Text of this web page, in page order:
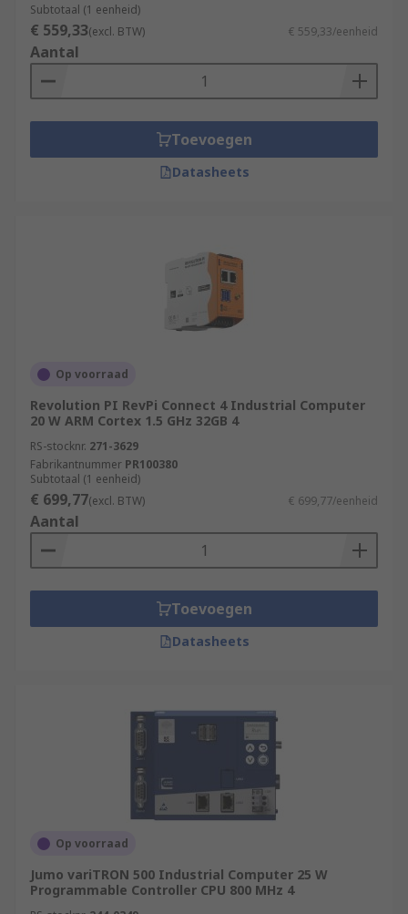
Subtotaal (1 eenheid)
€ 559,33(excl. BTW) € 559,33/eenheid
Aantal
Toevoegen
Datasheets
Op voorraad
Revolution PI RevPi Connect 4 Industrial Computer
20 W ARM Cortex 1.5 GHz 32GB 4
RS-stocknr. 271-3629
Fabrikantnummer PR100380
Subtotaal (1 eenheid)
€ 699,77(excl. BTW) € 699,77/eenheid
Aantal
Toevoegen
Datasheets
Op voorraad
Jumo variTRON 500 Industrial Computer 25 W
Programmable Controller CPU 800 MHz 4